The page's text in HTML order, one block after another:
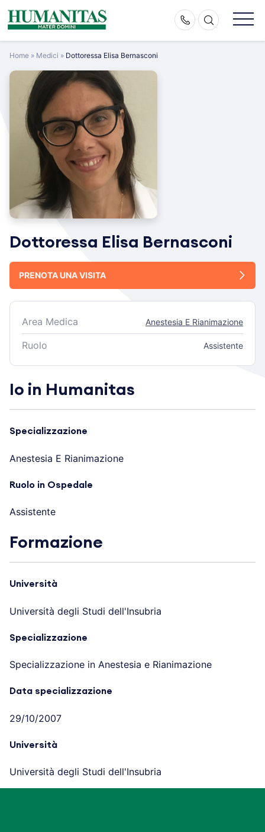
Skip
to
Home » Medici » Dottoressa Elisa Bernasconi
Dottoressa Elisa Bernasconi
PRENOTA UNA VISITA
Area Medica Anestesia E Rianimazione
Ruolo Assistente
Io in Humanitas
Specializzazione
Anestesia E Rianimazione
Ruolo in Ospedale
Assistente
Formazione
Università
Università degli Studi dell'Insubria
Specializzazione
Specializzazione in Anestesia e Rianimazione
Data specializzazione
29/10/2007
Università
Università degli Studi dell'Insubria